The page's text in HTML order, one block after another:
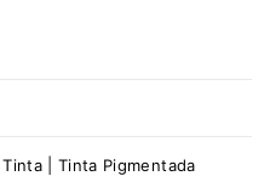
Tinta | Tinta Pigmentada